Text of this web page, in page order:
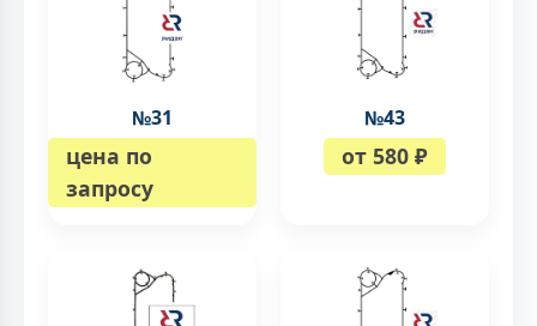
№31
цена по
запросу
№43
от 580 ₽